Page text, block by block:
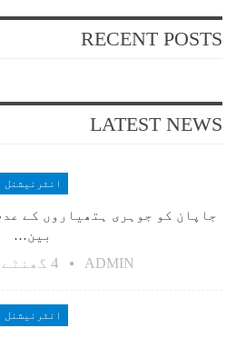
RECENT POSTS
LATEST NEWS
انٹرنیشنل
جاپان کو جوہری ہتھیاروں کے
بین…
ADMIN 4 گھنٹے ago
انٹرنیشنل